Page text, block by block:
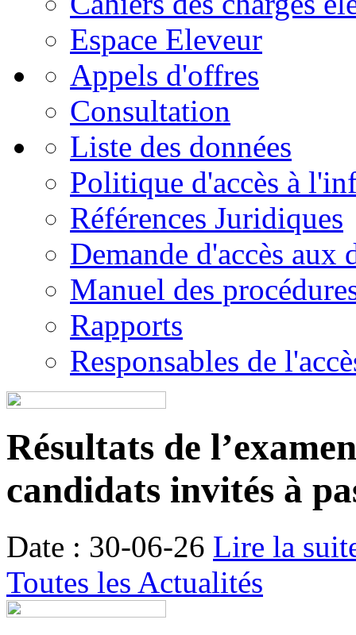
Espace Eleveur
Appels d'offres
Consultation
Liste des données
Politique d'accès à
Références Juridiques
Demande d'accès aux
Manuel des
Rapports
Responsables de
Résultats de
candidats invités à
Date : 30-06-26 Lire la
Toutes les Actualités